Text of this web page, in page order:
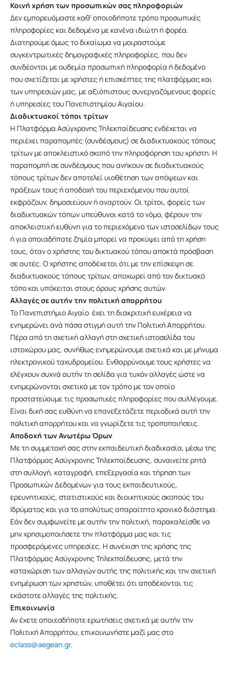
Κοινή χρήση των προσωπικών σας πληροφοριών
Δεν εμπορευόμαστε καθ’ οποιοδήποτε τρόπο προσωπικές
πληροφορίες και δεδομένα με κανένα ιδιώτη ή φορέα.
Διατηρούμε όμως το δικαίωμα να μοιραστούμε
συγκεντρωτικές δημογραφικές πληροφορίες, που δεν
συνδέονται με ουδεμία προσωπική πληροφορία ή δεδομένο
που σχετίζεται με χρήστες ή επισκέπτες της πλατφόρμας και
των υπηρεσιών μας, με αξιόπιστους συνεργαζόμενους φορείς
ή υπηρεσίες του Πανεπιστημίου Αιγαίου.
Διαδικτυακοί τόποι τρίτων
H Πλατφόρμα Ασύγχρονης Τηλεκπαίδευσης ενδέχεται να
περιέχει παραπομπές (συνδέσμους) σε διαδικτυακούς τόπους
τρίτων με αποκλειστικό σκοπό την πληροφόρηση του χρήστη. Η
παραπομπή σε συνδέσμους που ανήκουν σε διαδικτυακούς
τόπους τρίτων δεν αποτελεί υιοθέτηση των απόψεων και
πράξεων τους ή αποδοχή του περιεχόμενου που αυτοί
εκφράζουν, δημοσιεύουν ή αναρτούν. Οι τρίτοι, φορείς των
διαδικτυακών τόπων υπεύθυνοι κατά το νόμο, φέρουν την
αποκλειστική ευθύνη για το περιεχόμενο των ιστοσελίδων τους
ή για οποιαδήποτε ζημία μπορεί να προκύψει από τη χρήση
τους, όταν ο χρήστης του δικτυακού τόπου αποκτά πρόσβαση
σε αυτές. Ο χρήστης αποδέχεται ότι με την επίσκεψη σε
διαδικτυακούς τόπους τρίτων, αποχωρεί από τον δικτυακό
τόπο και υπόκειται στους όρους χρήσης αυτών.
Αλλαγές σε αυτήν την πολιτική απορρήτου
Το Πανεπιστήμιο Αιγαίο έχει τη διακριτική ευχέρεια να
ενημερώνει ανά πάσα στιγμή αυτή την Πολιτική Απορρήτου.
Πέρα από τη σχετική αλλαγή στη σχετική ιστοσελίδα του
ιστοχώρου μας, συνήθως ενημερώνουμε σχετικά και με μήνυμα
ηλεκτρονικού ταχυδρομείου. Ενθαρρύνουμε τους χρήστες να
ελέγχουν συχνά αυτήν τη σελίδα για τυχόν αλλαγές ώστε να
ενημερώνονται σχετικά με τον τρόπο με τον οποίο
προστατεύουμε τις προσωπικές πληροφορίες που συλλέγουμε.
Είναι δική σας ευθύνη να επανεξετάζετε περιοδικά αυτή την
πολιτική απορρήτου και να γνωρίζετε τις τροποποιήσεις.
Αποδοχή των Ανωτέρω Όρων
Με τη συμμετοχή σας στην εκπαιδευτική διαδικασία, μέσω της
Πλατφόρμας Ασύγχρονης Τηλεκπαίδευσης, συναινείτε ρητά
στη συλλογή, καταγραφή, επεξεργασία και τήρηση των
Προσωπικών Δεδομένων για τους εκπαιδευτικούς,
ερευνητικούς, στατιστικούς και διοικητικούς σκοπούς του
Ιδρύματος και για το απολύτως απαραίτητο χρονικό διάστημα.
Εάν δεν συμφωνείτε με αυτήν την πολιτική, παρακαλείσθε να
μην χρησιμοποιήσετε την πλατφόρμα μας και τις
προσφερόμενες υπηρεσίες. Η συνέχιση της χρήσης της
Πλατφόρμας Ασύγχρονης Τηλεκπαίδευσης, μετά την
καταχώριση των αλλαγών αυτής της πολιτικής και την σχετική
ενημέρωση των χρηστών, υποθέτει ότι αποδέχονται τις
εκάστοτε αλλαγές της πολιτικής.
Επικοινωνία
Αν έχετε οποιεσδήποτε ερωτήσεις σχετικά με αυτήν την
Πολιτική Απορρήτου, επικοινωνήστε μαζί μας στο
eclass@aegean.gr.